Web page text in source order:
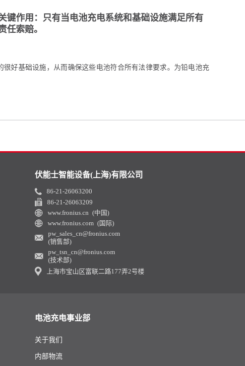
键作用：只有当电池充电系统和基础设施满足所有
任索赔。
好基础设施，从而确保这些电池符合所有法律要求。为铅电池充
伏能士智能设备(上海)有限公司
86-21-26063200
86-21-26063209
www.fronius.cn (中国)
www.fronius.com (国际)
pw_sales_cn@fronius.com
(销售部)
pw_tsn_cn@fronius.com
(技术部)
上海市宝山区富联二路177弄2号楼
电池充电事业部
关于我们
内部物流